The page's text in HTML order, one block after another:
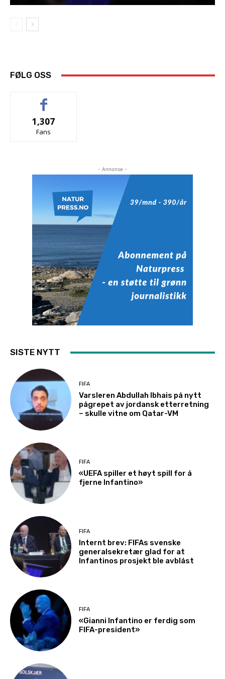
FØLG OSS
1,307
Fans
- Annonse -
SISTE NYTT
FIFA
Varsleren Abdullah Ibhais på nytt
pågrepet av jordansk etterretning
– skulle vitne om Qatar-VM
FIFA
«UEFA spiller et høyt spill for å
fjerne Infantino»
FIFA
Internt brev: FIFAs svenske
generalsekretær glad for at
Infantinos prosjekt ble avblåst
FIFA
«Gianni Infantino er ferdig som
FIFA-president»